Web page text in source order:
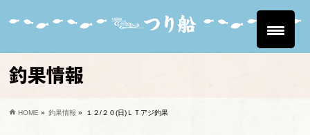
釣果情報
HOME » 釣果情報 » １２/２０(日)ＬＴアジ釣果